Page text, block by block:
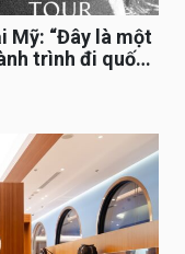
Mỹ: “Đây là một
trình đi quốc